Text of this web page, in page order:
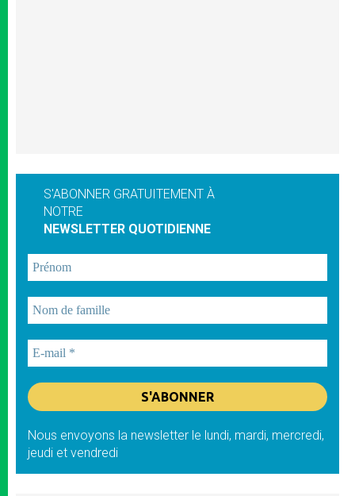
S'ABONNER GRATUITEMENT À
NOTRE
NEWSLETTER QUOTIDIENNE
Nous envoyons la newsletter le lundi, mardi, mercredi,
jeudi et vendredi